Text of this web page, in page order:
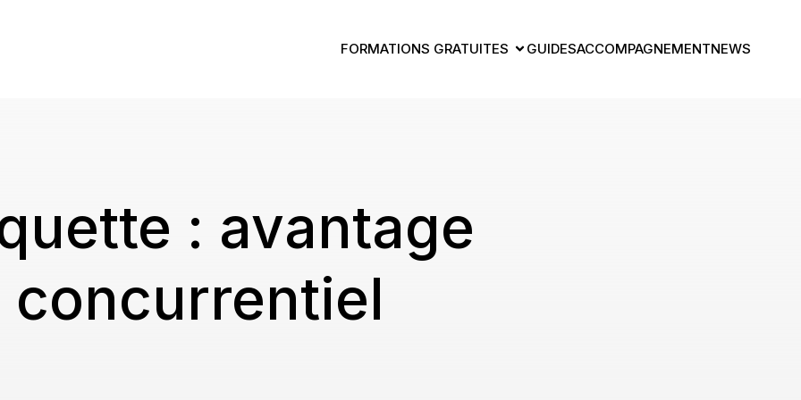
FORMATIONS GRATUITES GUIDESACCOMPAGNEMENTNEWS
: avantage
concurrentiel